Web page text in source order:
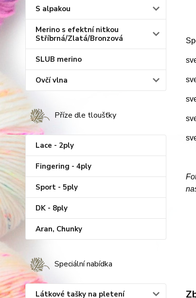
S alpakou
Merino s efektní nitkou
Stříbrná/Zlatá/Bronzová
SLUB merino
Ovčí vlna
Příze dle tloušťky
Lace - 2ply
Fingering - 4ply
Sport - 5ply
DK - 8ply
Aran, Chunky
Speciální nabídka
Látkové tašky na pletení